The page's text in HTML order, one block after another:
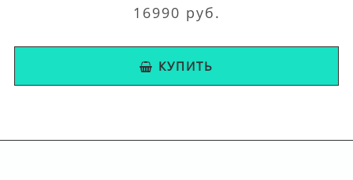
16990 руб.
КУПИТЬ